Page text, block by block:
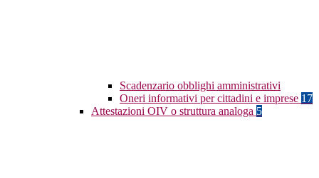
Scadenzario obblighi amministrativi
Oneri informativi per cittadini e imprese 17
Attestazioni OIV o struttura analoga 5